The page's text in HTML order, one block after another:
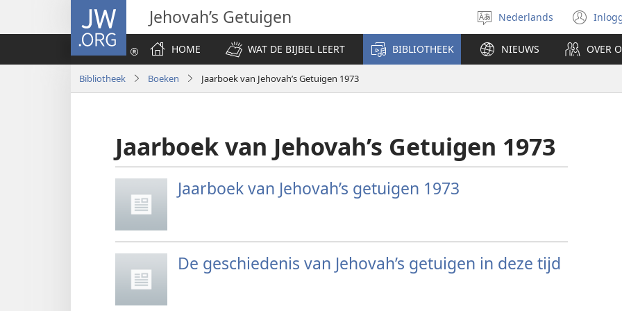
JW.ORG Jehovah’s Getuigen
Taal
selecteren
Nederlands
HOME
WAT DE BIJBEL LEERT BIBLIOTHEEK NIEUWS OVER
Bibliotheek Boeken Jaarboek van Jehovah’s Getuigen 1973
Jaarboek van Jehovah’s Getuigen 1973
Jaarboek van Jehovah’s getuigen 1973
De geschiedenis van Jehovah’s getuigen in deze tijd